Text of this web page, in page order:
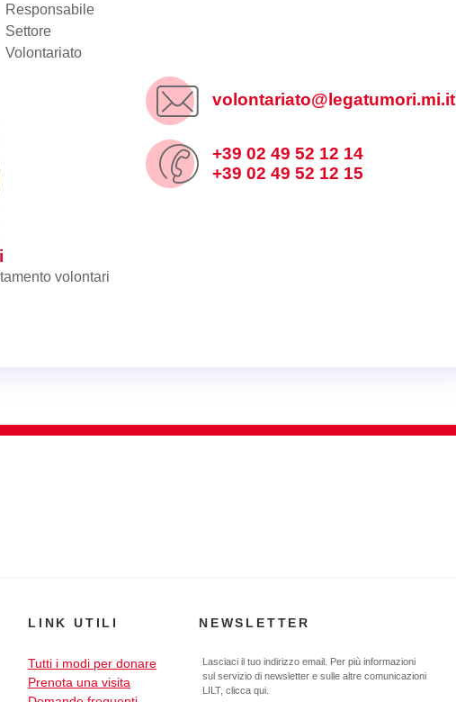
Responsabile
Settore
Volontariato
volontari
volontariato@legatumori.mi.it
+39 02 49 52 12 14
+39 02 49 52 12 15
LINK UTILI
Tutti i modi per donare
Prenota una visita
NEWSLETTER
Lasciaci il tuo indirizzo email. Per più informazioni
sul servizio di newsletter e sulle altre comunicazioni
LILT, clicca qui